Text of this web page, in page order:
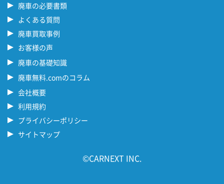
廃車の必要書類
よくある質問
廃車買取事例
お客様の声
廃車の基礎知識
廃車無料.comのコラム
会社概要
利用規約
プライバシーポリシー
サイトマップ
©CARNEXT INC.